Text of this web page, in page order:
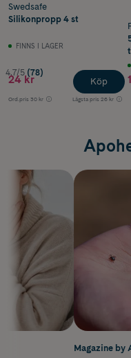
Swedsafe
Silikonpropp 4 st
FINNS I LAGER
4.7/5 (78)
24 kr
Ord.pris 30 kr Lägsta pris 26 kr
Köp
Magazine by